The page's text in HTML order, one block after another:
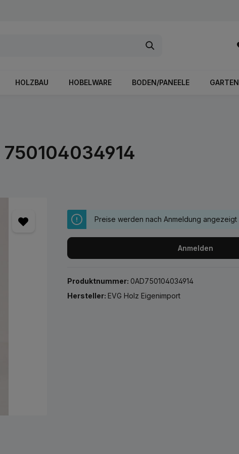
HOLZBAU HOBELWARE BODEN/PANEELE GARTEN
Preise werden nach Anmeldung angezeigt
Anmelden
Produktnummer: 0AD750104034914
Hersteller:EVG Holz Eigenimport